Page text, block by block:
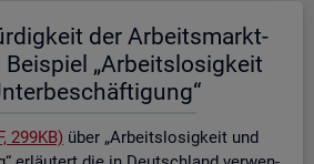
der Ar­beits­markt­
„Ar­beits­lo­sig­keit
299KB) über „Ar­beits­lo­sig­keit und